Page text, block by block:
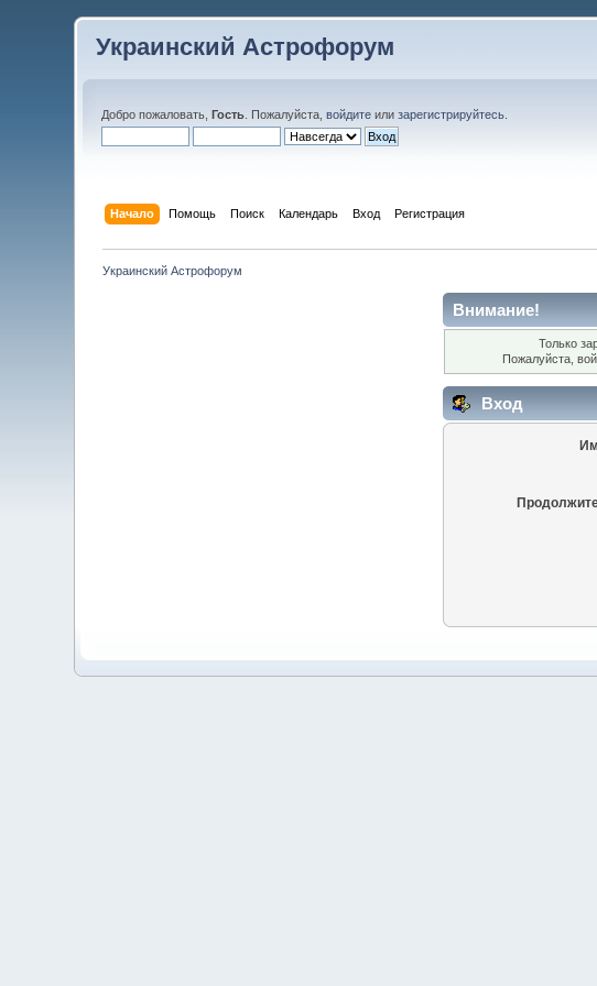
Украинский Астрофорум
Добро пожаловать,Гость . Пожалуйста,войдите илизарегистрируйтесь
Начало Помощь Поиск Календарь Вход Регистрация
Украинский Астрофорум
Внимание!
Только
Пожалуйста,
Вход